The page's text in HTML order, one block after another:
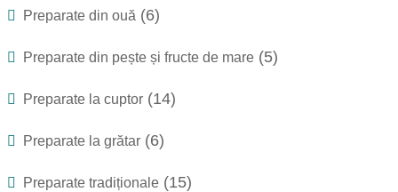
Preparate din ouă (6)
Preparate din pește și fructe de mare (5)
Preparate la cuptor (14)
Preparate la grătar (6)
Preparate tradiționale (15)